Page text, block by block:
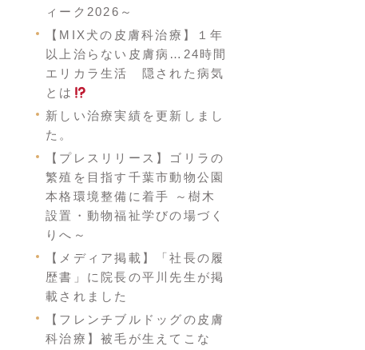
ィーク2026～
【MIX犬の皮膚科治療】１年
以上治らない皮膚病…24時間
エリカラ生活 隠された病気
とは
新しい治療実績を更新しまし
た。
【プレスリリース】ゴリラの
繁殖を目指す千葉市動物公園
本格環境整備に着手 ～樹木
設置・動物福祉学びの場づく
りへ～
【メディア掲載】「社長の履
歴書」に院長の平川先生が掲
載されました
【フレンチブルドッグの皮膚
科治療】被毛が生えてこな